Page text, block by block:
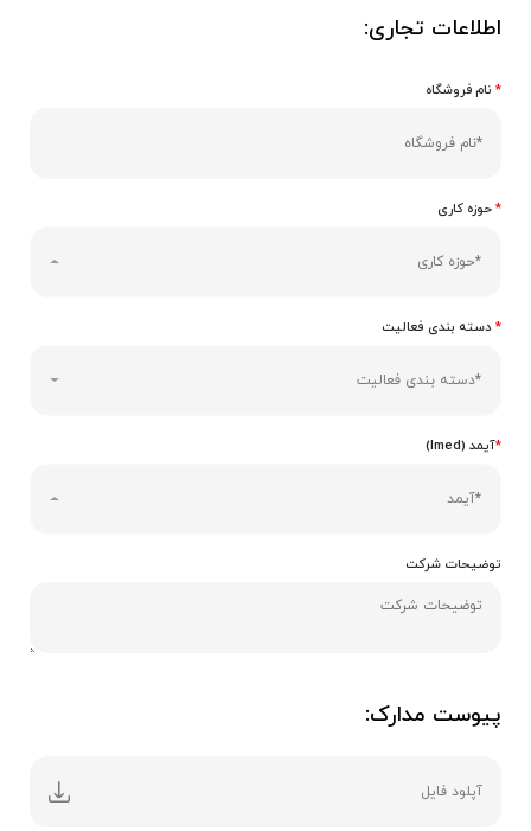
اطلاعات تجاری:
* نام فروشگاه
*حوزه کاری
*حوزه کاری
*دسته بندی فعالیت
*دسته بندی فعالیت
*آیمد (Imed)
*آیمد
توضیحات شرکت
پیوست مدارک:
آپلود فایل